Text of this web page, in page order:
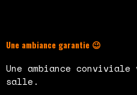
Une ambiance garantie 😉
Une ambiance
salle.